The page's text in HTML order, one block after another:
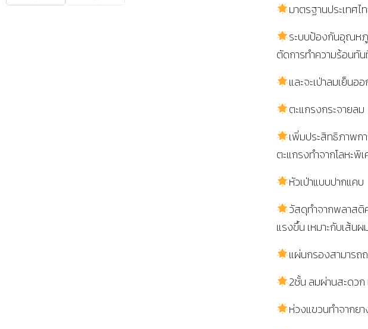
มาตรฐานประเทศ
ระบบป้องกันอุณห
ตัดการทำความร้อนทั
และจะเป่าลมเย็น
ตะแกรงกระจายลม
เพิ่มประสิทธิภาพก
ตะแกรงทำจากโลหะพิ
หัวเป่าแบบปากแคบ
วัสดุทำจากพลาสติ
แรงขึ้น เหมาะกับเส้นผ
แผ่นกรองสามารถ
2ชั้น ลมผ่านสะดวก
ห่วงแขวนทำจากย